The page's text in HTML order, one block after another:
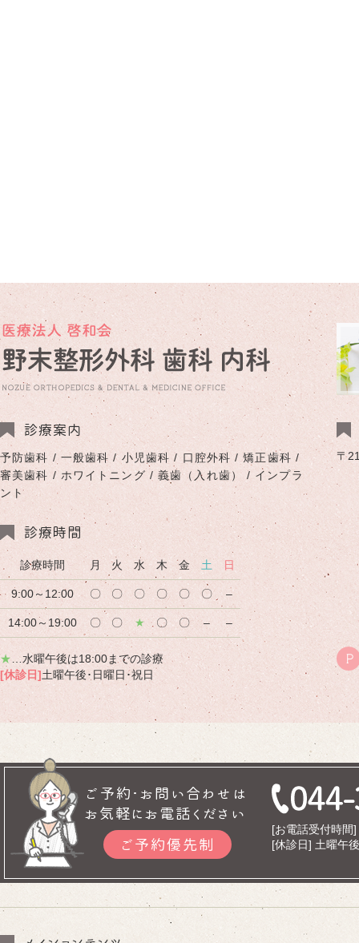
診療案内
予防歯科 / 一般歯科 / 小児歯科 / 口腔外科 / 矯正歯科 /
審美歯科 / ホワイトニング / 義歯（入れ歯） / インプラ
ント
診療時間
診療時間 月 火 水 木 金 土 日
9:00～12:00 〇 〇 〇 〇 〇 〇 –
14:00～19:00 〇 〇 ★ 〇 〇 – –
★ …水曜午後は18:00までの診療
[休診日]土曜午後･日曜日･祝日
〒
P
ご予約･お問い合わせは
お気軽にお電話ください
ご予約優先制
[お電話受付時間
[休診日] 土曜午